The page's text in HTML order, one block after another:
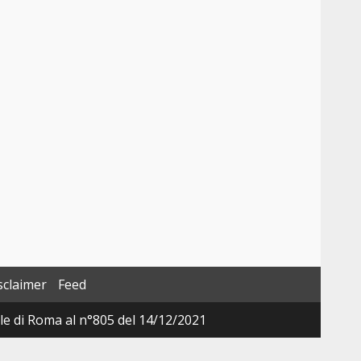
Feed
Roma al n°805 del 14/12/2021